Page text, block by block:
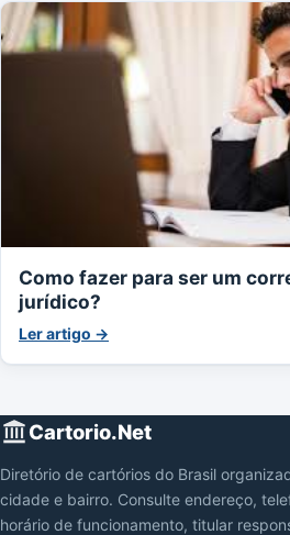
Como fazer para ser um
jurídico?
Ler artigo →
Cartorio.Net
Diretório de cartórios do Brasil
cidade e bairro. Consulte endereço,
horário de funcionamento, titular